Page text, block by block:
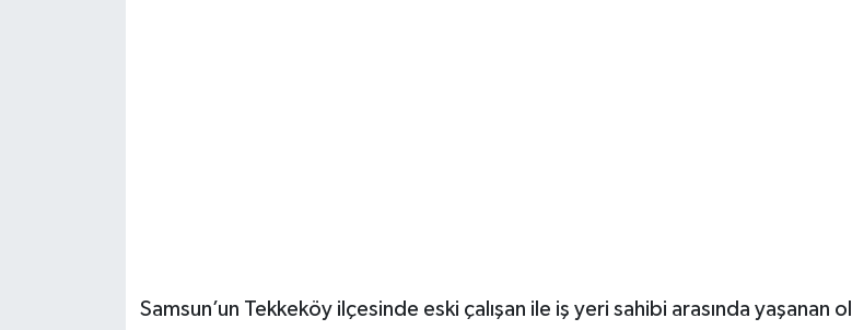
Samsun’un Tekkeköy ilçesinde eski çalışan ile iş yeri sahibi arasında yaşanan